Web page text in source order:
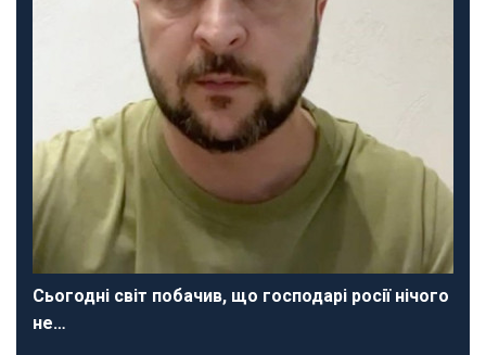
Сьогодні світ побачив, що господарі росії нічого
не…